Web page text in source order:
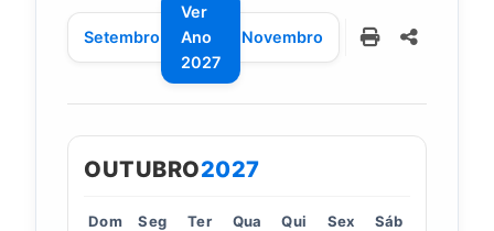
Lunar
Outubro
Setembro
Ver
Ano
2027
Novembro
OUTUBRO2027
Dom Seg Ter Qua Qui Sex Sáb